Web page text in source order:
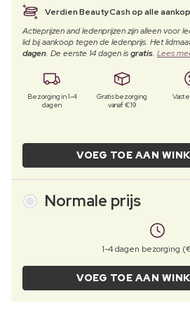
Verdien BeautyCash op alle
Actieprijzen and ledenprijzen zijn alleen voor
lid bij aankoop tegen de ledenprijs. Het
dagen. De eerste 14 dagen isgratis. Lees
Bezorging in 1-4
dagen
Gratis bezorging
vanaf €19
VOEG TOE AAN
Normale prijs
1-4 dagen bezorging
VOEG TOE AAN